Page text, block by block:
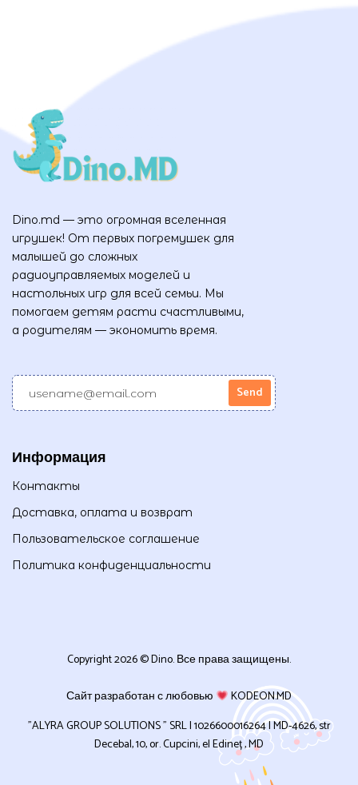
Dino.md — это огромная вселенная
игрушек! От первых погремушек для
малышей до сложных
радиоуправляемых моделей и
настольных игр для всей семьи. Мы
помогаем детям расти счастливыми,
а родителям — экономить время.
Информация
Контакты
Доставка, оплата и возврат
Пользовательское соглашение
Политика конфиденциальности
Copyright 2026 © Dino. Все права защищены.
Сайт разработан с любовью
KODEON.MD
”ALYRA GROUP SOLUTIONS ” SRL | 1026600016264 | MD-4626, str
Decebal, 10, or. Cupcini, el Edineț , MD